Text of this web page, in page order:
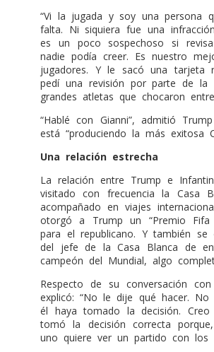
“Vi la jugada y soy una persona
falta. Ni siquiera fue una
es un poco sospechoso si
nadie podía creer. Es nuestro
jugadores. Y le sacó una tarjeta
pedí una revisión por parte de la
grandes atletas que chocaron
“Hablé con Gianni”, admitió
está “produciendo la más exitosa
Una relación estrecha
La relación entre Trump e
visitado con frecuencia la Casa
acompañado en viajes
otorgó a Trump un “Premio Fifa
para el republicano. Y también
del jefe de la Casa Blanca de
campeón del Mundial, algo
Respecto de su conversación
explicó: “No le dije qué hacer.
él haya tomado la decisión.
tomó la decisión correcta
uno quiere ver un partido con los